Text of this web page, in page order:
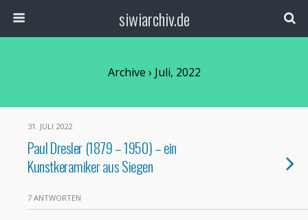
siwiarchiv.de
Archive › Juli, 2022
31. JULI 2022
Paul Dresler (1879 – 1950) – ein
Kunstkeramiker aus Siegen
7 ANTWORTEN